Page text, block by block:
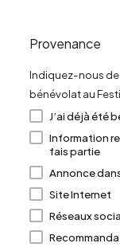
Provenance
Indiquez-nous de
bénévolat au
J’ai déjà été
Information
fais partie
Annonce
Site Internet
Réseaux